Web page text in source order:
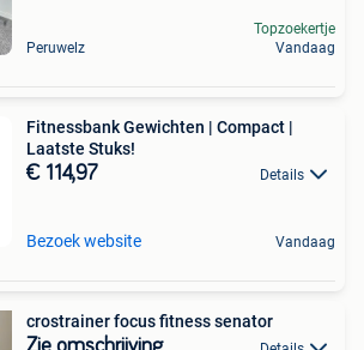
Peruwelz
Topzoekertje
Vandaag
Fitnessbank Gewichten | Compact |
Laatste Stuks!
€ 114,97 Details
Bezoek website Vandaag
crostrainer focus fitness senator